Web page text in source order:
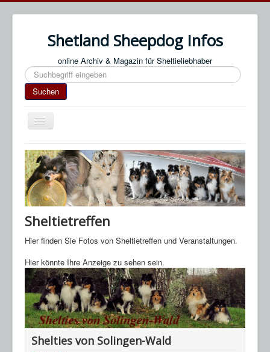
Shetland Sheepdog Infos
online Archiv & Magazin für Sheltieliebhaber
Suchen
Suchen
Navigation
an/aus
Start
Impressum / Datenschutz
An- & Abmeldung
HP Ahnentafeln
Sheltie Archiv
Sheltietreffen
Hier finden Sie Fotos von Sheltietreffen und Veranstaltungen.
Hier könnte Ihre Anzeige zu sehen sein.
Shelties von Solingen-Wald